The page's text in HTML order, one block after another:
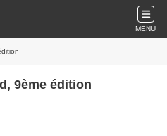
MENU
9ème édition